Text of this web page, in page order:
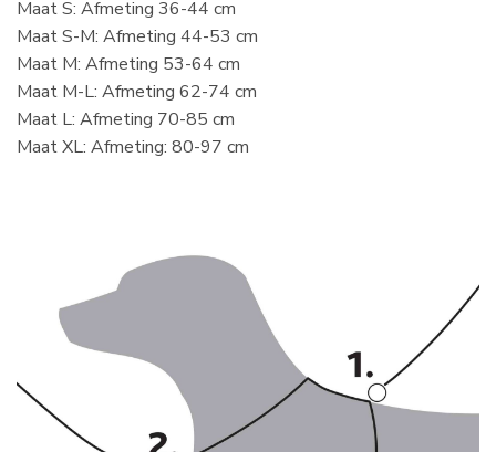
Maat S: Afmeting 36-44 cm
Maat S-M: Afmeting 44-53 cm
Maat M: Afmeting 53-64 cm
Maat M-L: Afmeting 62-74 cm
Maat L: Afmeting 70-85 cm
Maat XL: Afmeting: 80-97 cm